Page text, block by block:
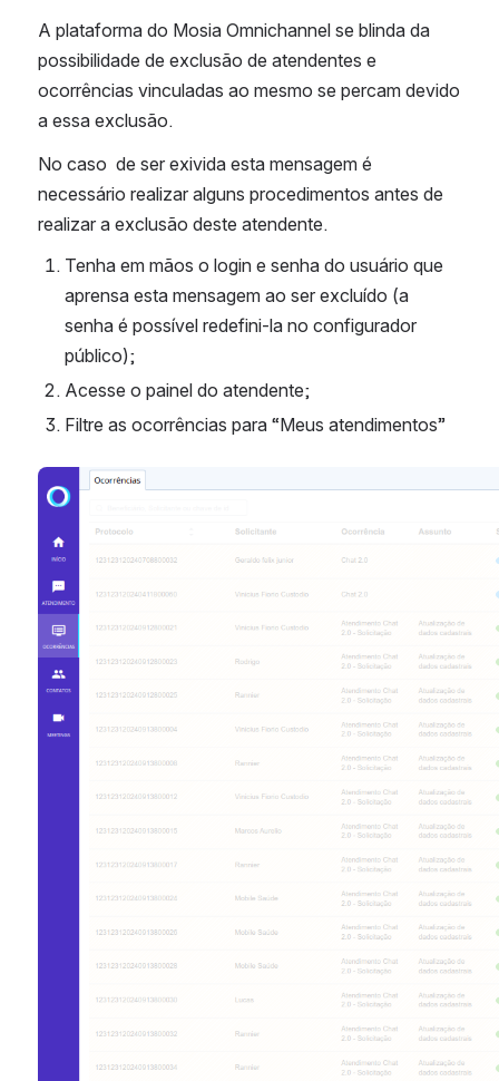
A plataforma do Mosia Omnichannel se blinda da
possibilidade de exclusão de atendentes e
ocorrências vinculadas ao mesmo se percam devido
a essa exclusão.
No caso  de ser exivida esta mensagem é
necessário realizar alguns procedimentos antes de
realizar a exclusão deste atendente.
Tenha em mãos o login e senha do usuário que
aprensa esta mensagem ao ser excluído (a
senha é possível redefini-la no configurador
público);
Acesse o painel do atendente;
Filtre as ocorrências para “Meus atendimentos”
Abrir